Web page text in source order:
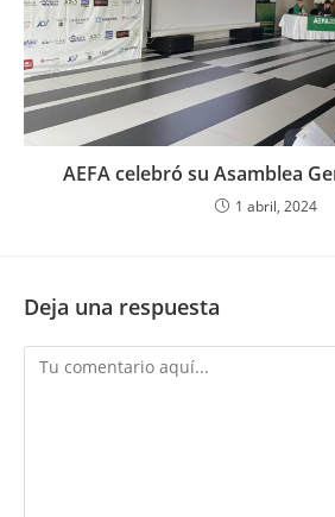
AEFA celebró su Asamblea
1 abril, 2024
Deja una respuesta
Comentario